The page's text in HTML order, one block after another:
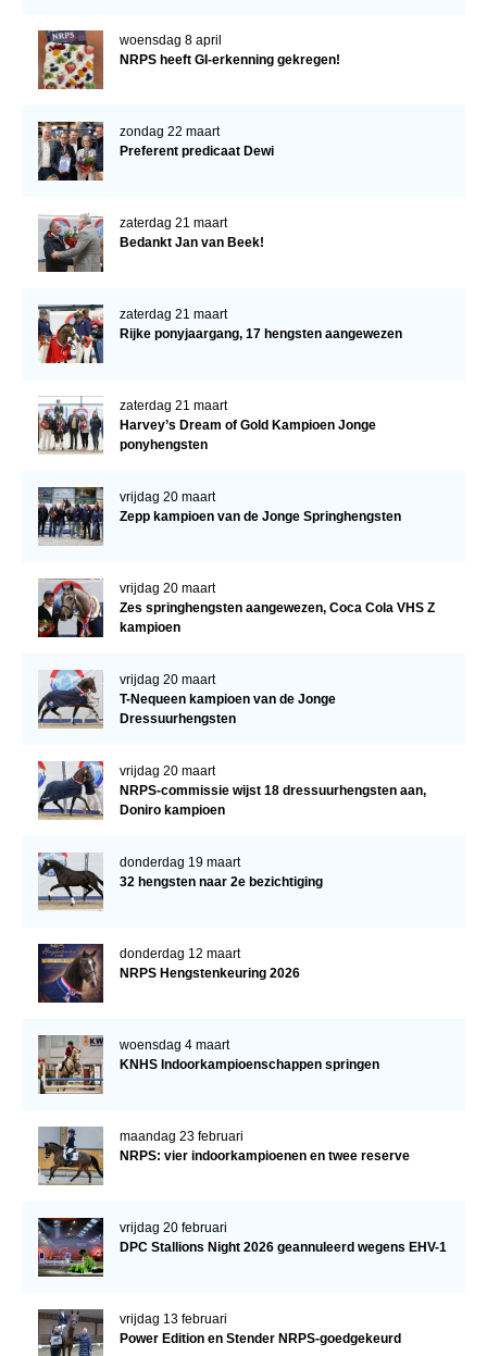
woensdag 8 april
NRPS heeft GI-erkenning gekregen!
zondag 22 maart
Preferent predicaat Dewi
zaterdag 21 maart
Bedankt Jan van Beek!
zaterdag 21 maart
Rijke ponyjaargang, 17 hengsten aangewezen
zaterdag 21 maart
Harvey’s Dream of Gold Kampioen Jonge
ponyhengsten
vrijdag 20 maart
Zepp kampioen van de Jonge Springhengsten
vrijdag 20 maart
Zes springhengsten aangewezen, Coca Cola VHS Z
kampioen
vrijdag 20 maart
T-Nequeen kampioen van de Jonge
Dressuurhengsten
vrijdag 20 maart
NRPS-commissie wijst 18 dressuurhengsten aan,
Doniro kampioen
donderdag 19 maart
32 hengsten naar 2e bezichtiging
donderdag 12 maart
NRPS Hengstenkeuring 2026
woensdag 4 maart
KNHS Indoorkampioenschappen springen
maandag 23 februari
NRPS: vier indoorkampioenen en twee reserve
vrijdag 20 februari
DPC Stallions Night 2026 geannuleerd wegens EHV-1
vrijdag 13 februari
Power Edition en Stender NRPS-goedgekeurd